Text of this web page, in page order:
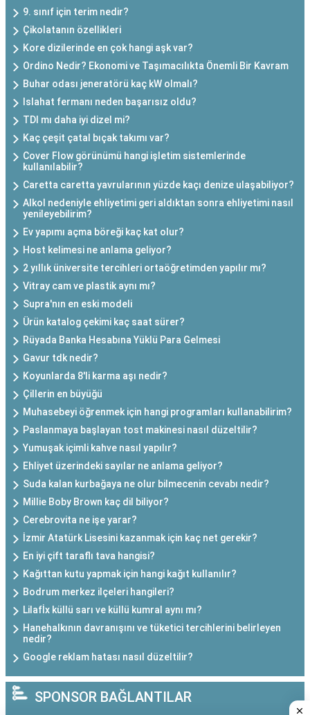
9. sınıf için terim nedir?
Çikolatanın özellikleri
Kore dizilerinde en çok hangi aşk var?
Ordino Nedir? Ekonomi ve Taşımacılıkta Önemli Bir Kavram
Buhar odası jeneratörü kaç kW olmalı?
Islahat fermanı neden başarısız oldu?
TDI mı daha iyi dizel mi?
Kaç çeşit çatal bıçak takımı var?
Cover Flow görünümü hangi işletim sistemlerinde
kullanılabilir?
Caretta caretta yavrularının yüzde kaçı denize ulaşabiliyor?
Alkol nedeniyle ehliyetimi geri aldıktan sonra ehliyetimi nasıl
yenileyebilirim?
Ev yapımı açma böreği kaç kat olur?
Host kelimesi ne anlama geliyor?
2 yıllık üniversite tercihleri ortaöğretimden yapılır mı?
Vitray cam ve plastik aynı mı?
Supra'nın en eski modeli
Ürün katalog çekimi kaç saat sürer?
Rüyada Banka Hesabına Yüklü Para Gelmesi
Gavur tdk nedir?
Koyunlarda 8'li karma aşı nedir?
Çillerin en büyüğü
Muhasebeyi öğrenmek için hangi programları kullanabilirim?
Paslanmaya başlayan tost makinesi nasıl düzeltilir?
Yumuşak içimli kahve nasıl yapılır?
Ehliyet üzerindeki sayılar ne anlama geliyor?
Suda kalan kurbağaya ne olur bilmecenin cevabı nedir?
Millie Boby Brown kaç dil biliyor?
Cerebrovita ne işe yarar?
İzmir Atatürk Lisesini kazanmak için kaç net gerekir?
En iyi çift taraflı tava hangisi?
Kağıttan kutu yapmak için hangi kağıt kullanılır?
Bodrum merkez ilçeleri hangileri?
Lilafİx küllü sarı ve küllü kumral aynı mı?
Hanehalkının davranışını ve tüketici tercihlerini belirleyen
nedir?
Google reklam hatası nasıl düzeltilir?
SPONSOR BAĞLANTILAR